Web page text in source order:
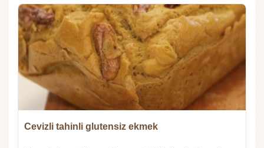
Cevizli tahinli glutensiz ekmek